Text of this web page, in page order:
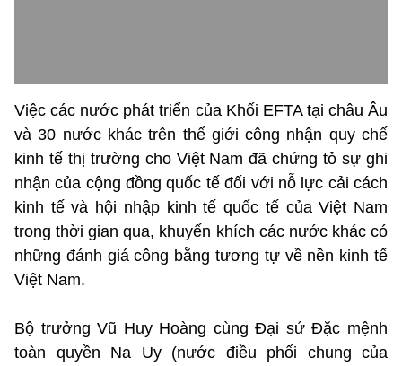
Việc các nước phát triển của Khối EFTA tại châu Âu
và 30 nước khác trên thế giới công nhận quy chế
kinh tế thị trường cho Việt Nam đã chứng tỏ sự ghi
nhận của cộng đồng quốc tế đối với nỗ lực cải cách
kinh tế và hội nhập kinh tế quốc tế của Việt Nam
trong thời gian qua, khuyến khích các nước khác có
những đánh giá công bằng tương tự về nền kinh tế
Việt Nam.
Bộ trưởng Vũ Huy Hoàng cùng Đại sứ Đặc mệnh
toàn quyền Na Uy (nước điều phối chung của